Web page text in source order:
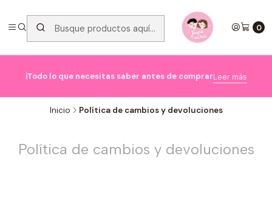
0
ℹ️Todo lo que necesitas saber antes de comprarLeer más
Inicio Política de cambios y devoluciones
Política de cambios y devoluciones